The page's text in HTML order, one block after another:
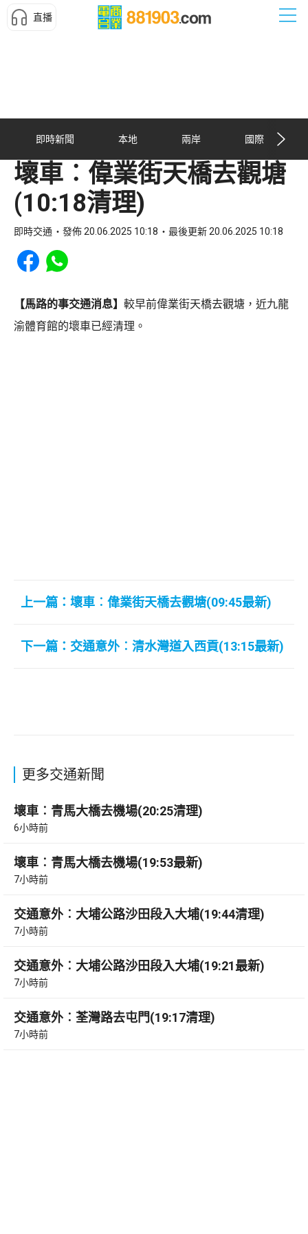
直播
即時新聞 本地 兩岸 國際
壞車︰偉業街天橋去觀塘
(10:18清理)
即時交通 發佈 20.06.2025 10:18 最後更新 20.06.2025 10:18
Share to Facebook
Share to WhatsApp
【馬路的事交通消息】 較早前偉業街天橋去觀塘，近九龍
渝體育館的壞車已經清理。
上一篇：壞車︰偉業街天橋去觀塘(09:45最新)
下一篇：交通意外︰清水灣道入西貢(13:15最新)
更多交通新聞
壞車︰青馬大橋去機場(20:25清理)
6小時前
壞車︰青馬大橋去機場(19:53最新)
7小時前
交通意外︰大埔公路沙田段入大埔(19:44清理)
7小時前
交通意外︰大埔公路沙田段入大埔(19:21最新)
7小時前
交通意外︰荃灣路去屯門(19:17清理)
7小時前